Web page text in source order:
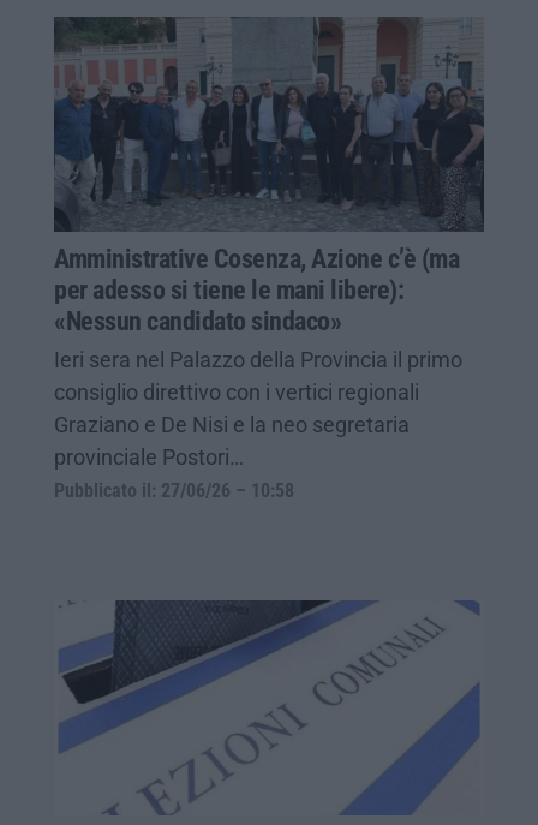
Amministrative Cosenza, Azione c’è (ma
per adesso si tiene le mani libere):
«Nessun candidato sindaco»
Ieri sera nel Palazzo della Provincia il primo
consiglio direttivo con i vertici regionali
Graziano e De Nisi e la neo segretaria
provinciale Postori…
Pubblicato il: 27/06/26 – 10:58